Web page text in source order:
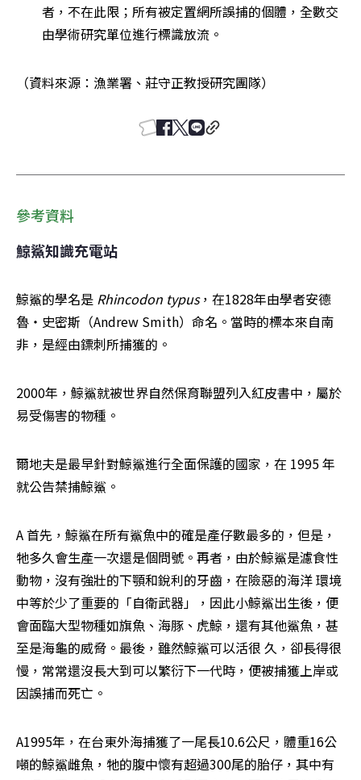
者，不在此限；所有被定置網所誤捕的個體，全數交
由學術研究單位進行標識放流。
（資料來源：漁業署、莊守正教授研究團隊）
參考資料
鯨鯊知識充電站
鯨鯊的學名是 Rhincodon typus，在1828年由學者安德
魯‧史密斯（Andrew Smith）命名。當時的標本來自南
非，是經由鏢刺所捕獲的。
2000年，鯨鯊就被世界自然保育聯盟列入紅皮書中，屬於
易受傷害的物種。
爾地夫是最早針對鯨鯊進行全面保護的國家，在 1995 年
就公告禁捕鯨鯊。
A 首先，鯨鯊在所有鯊魚中的確是產仔數最多的，但是，
牠多久會生產一次還是個問號。再者，由於鯨鯊是濾食性
動物，沒有強壯的下顎和銳利的牙齒，在險惡的海洋 環境
中等於少了重要的「自衛武器」，因此小鯨鯊出生後，便
會面臨大型物種如旗魚、海豚、虎鯨，還有其他鯊魚，甚
至是海龜的威脅。最後，雖然鯨鯊可以活很 久，卻長得很
慢，常常還沒長大到可以繁衍下一代時，便被捕獲上岸或
因誤捕而死亡。
A1995年，在台東外海捕獲了一尾長10.6公尺，體重16公
噸的鯨鯊雌魚，牠的腹中懷有超過300尾的胎仔，其中有